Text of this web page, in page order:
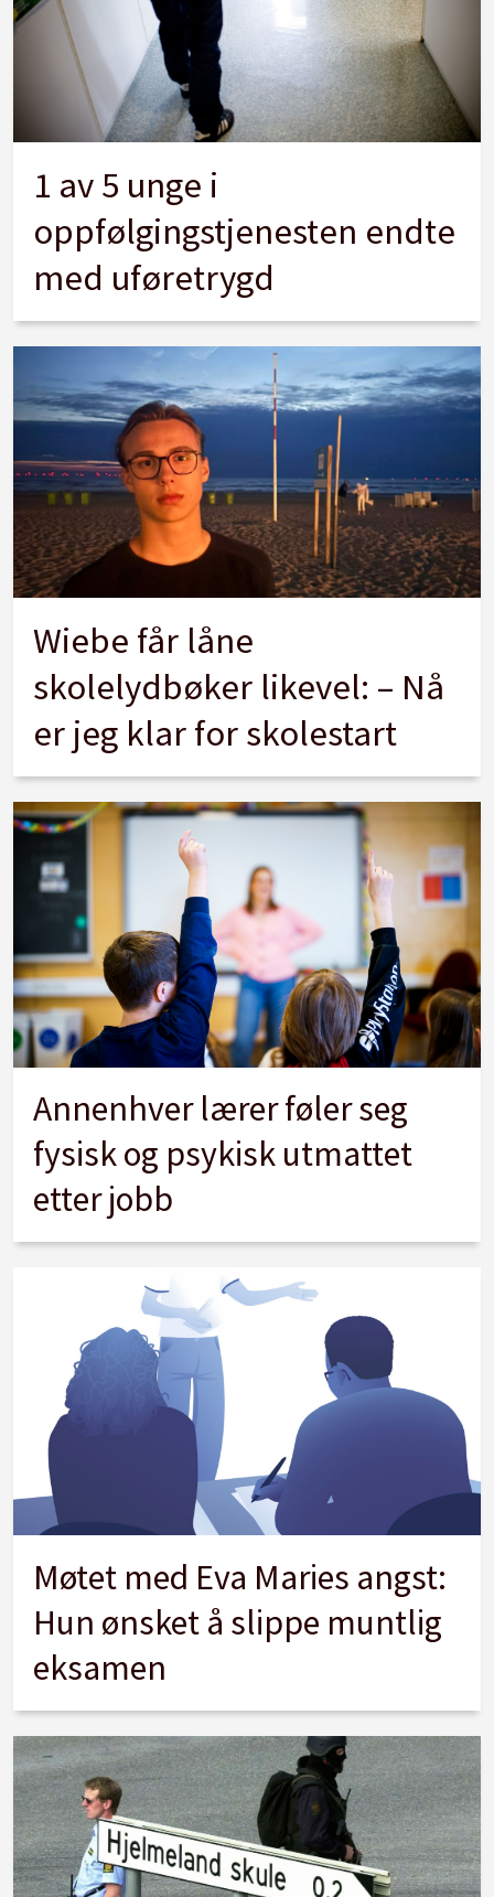
1 av 5 unge i
oppfølgingstjenesten endte
med uføretrygd
Wiebe får låne
skolelydbøker likevel: – Nå
er jeg klar for skolestart
Annenhver lærer føler seg
fysisk og psykisk utmattet
etter jobb
Møtet med Eva Maries angst:
Hun ønsket å slippe muntlig
eksamen